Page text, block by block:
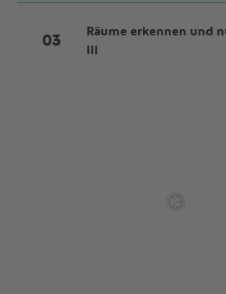
Räume erkennen und
III